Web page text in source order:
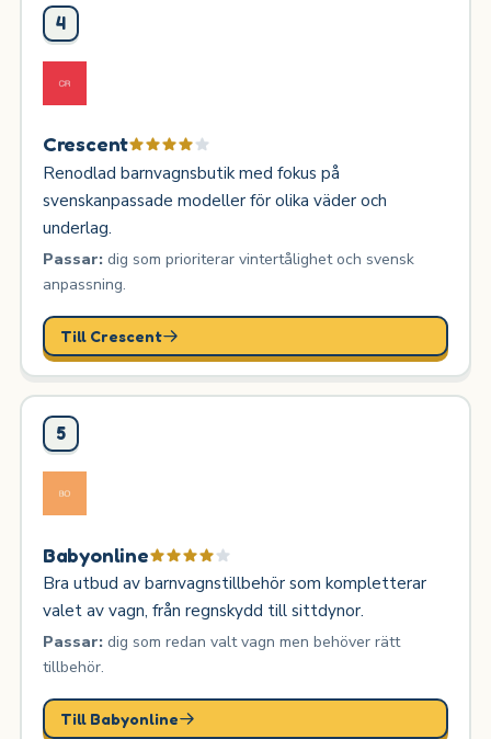
4
Crescent
Renodlad barnvagnsbutik med fokus på
svenskanpassade modeller för olika väder och
underlag.
Passar:dig som prioriterar vintertålighet och svensk
anpassning.
Till Crescent
5
Babyonline
Bra utbud av barnvagnstillbehör som kompletterar
valet av vagn, från regnskydd till sittdynor.
Passar:dig som redan valt vagn men behöver rätt
tillbehör.
Till Babyonline